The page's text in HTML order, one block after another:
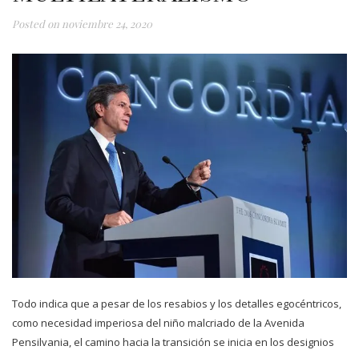
Posted on noviembre 24, 2020
Todo indica que a pesar de los resabios y los detalles egocéntricos,
como necesidad imperiosa del niño malcriado de la Avenida
Pensilvania, el camino hacia la transición se inicia en los designios